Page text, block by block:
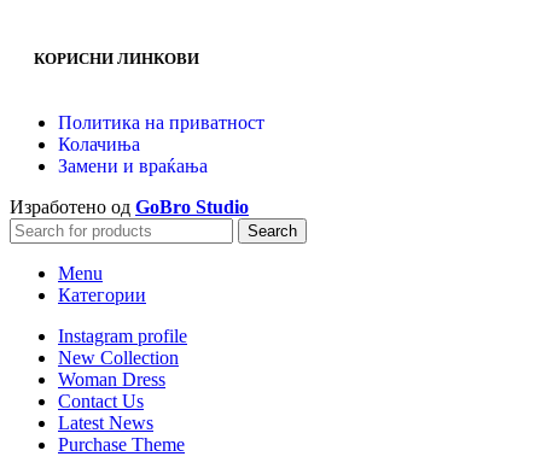
КОРИСНИ ЛИНКОВИ
Политика на приватност
Колачиња
Замени и враќања
Изработено од GoBro Studio
Search
Menu
Категории
Instagram profile
New Collection
Woman Dress
Contact Us
Latest News
Purchase Theme